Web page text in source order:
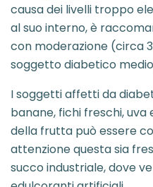
causa dei livelli troppo
al suo interno, è
con moderazione (circa
soggetto diabetico
I soggetti affetti da
banane, fichi freschi,
della frutta può essere
attenzione questa sia
succo industriale, dove